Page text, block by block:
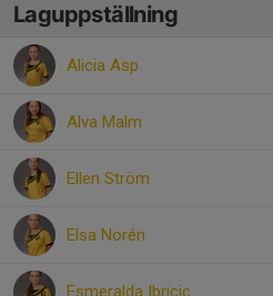
Laguppställning
Alicia Asp
Alva Malm
Ellen Ström
Elsa Norén
Esmeralda Ibricic